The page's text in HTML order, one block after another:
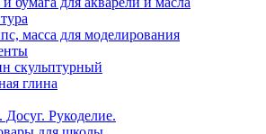
масса для моделирования
скульптурный
глина
Рукоделие.